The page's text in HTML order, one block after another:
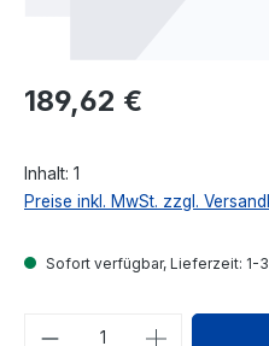
Regulärer Preis:
189,62 €
Inhalt: 1
Preise inkl. MwSt. zzgl.
Sofort verfügbar, Lieferzeit: 1-
Produkt Anzahl: